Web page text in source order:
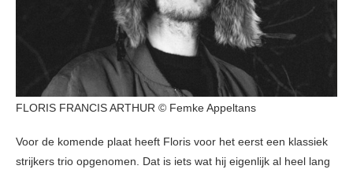
FLORIS FRANCIS ARTHUR © Femke Appeltans
Voor de komende plaat heeft Floris voor het eerst een klassiek
strijkers trio opgenomen. Dat is iets wat hij eigenlijk al heel lang